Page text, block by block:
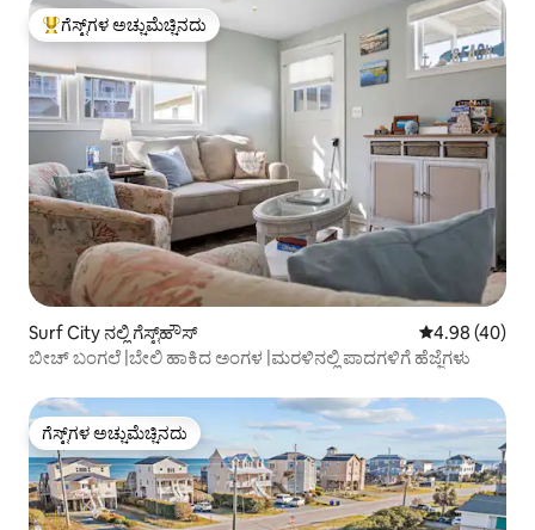
ಗೆಸ್ಟ್‌ಗಳಿಗೆ ಅತಿ ಹೆಚ್ಚು ಅಚ್ಚುಮೆಚ್ಚಿನದು
ಗೆಸ್ಟ್‌ಗಳ ಅಚ್ಚುಮೆಚ್ಚಿನದು
Surf City ನಲ್ಲಿ ಗೆಸ್ಟ್‌ಹೌಸ್ 5 ರಲ್ಲಿ 4.98
4.98 (40)
ಬೀಚ್ ಬಂಗಲೆ |ಬೇಲಿ ಹಾಕಿದ ಅಂಗಳ |ಮರಳಿನಲ್ಲಿ ಪಾದಗಳಿಗೆ ಹೆಜ್ಜೆಗಳು
ಗೆಸ್ಟ್‌ಗಳ ಅಚ್ಚುಮೆಚ್ಚಿನದು
ಗೆಸ್ಟ್‌ಗಳ ಅಚ್ಚುಮೆಚ್ಚಿನದು